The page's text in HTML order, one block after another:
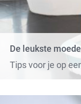
De leukste
Tips voor je op